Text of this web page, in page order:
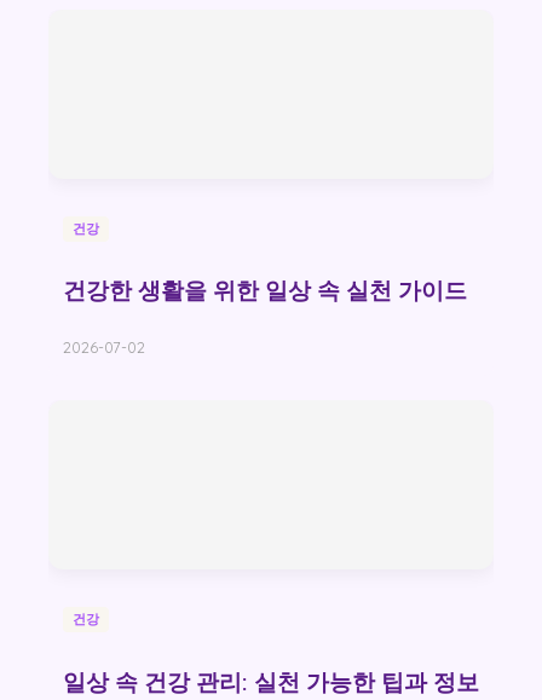
건강
건강한 생활을 위한 일상 속 실천 가이드
2026-07-02
건강
일상 속 건강 관리: 실천 가능한 팁과 정보